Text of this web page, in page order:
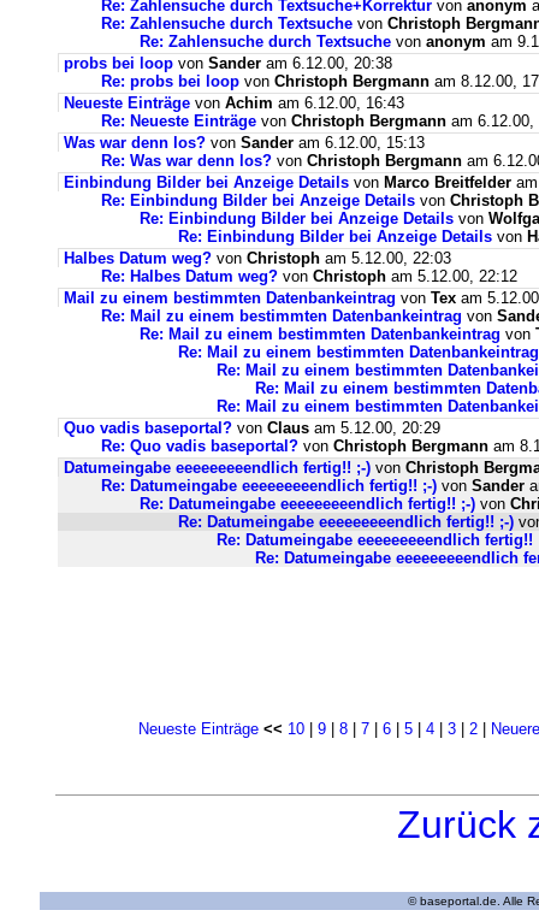
Re: Zahlensuche durch Textsuche+Korrektur von anonym
Re: Zahlensuche durch Textsuche von Christoph
Re: Zahlensuche durch Textsuche von anonym am
probs bei loop von Sander am 6.12.00, 20:38
Re: probs bei loop von Christoph Bergmann am 8.12.00,
Neueste Einträge von Achim am 6.12.00, 16:43
Re: Neueste Einträge von Christoph Bergmann am 6.12.00,
Was war denn los? von Sander am 6.12.00, 15:13
Re: Was war denn los? von Christoph Bergmann am
Einbindung Bilder bei Anzeige Details von Marco Breitfelder
Re: Einbindung Bilder bei Anzeige Details von Christoph
Re: Einbindung Bilder bei Anzeige Details von
Re: Einbindung Bilder bei Anzeige Details von
Halbes Datum weg? von Christoph am 5.12.00, 22:03
Re: Halbes Datum weg? von Christoph am 5.12.00, 22:12
Mail zu einem bestimmten Datenbankeintrag von Tex am
Re: Mail zu einem bestimmten Datenbankeintrag von
Re: Mail zu einem bestimmten Datenbankeintrag von
Re: Mail zu einem bestimmten Datenbankeintrag
Re: Mail zu einem bestimmten
Re: Mail zu einem bestimmten
Re: Mail zu einem bestimmten
Quo vadis baseportal? von Claus am 5.12.00, 20:29
Re: Quo vadis baseportal? von Christoph Bergmann am
Datumeingabe eeeeeeeeendlich fertig!! ;-) von Christoph
Re: Datumeingabe eeeeeeeeendlich fertig!! ;-) von Sander
Re: Datumeingabe eeeeeeeeendlich fertig!! ;-) von
Re: Datumeingabe eeeeeeeeendlich fertig!! ;-)
Re: Datumeingabe eeeeeeeeendlich fertig!!
Re: Datumeingabe eeeeeeeeendlich
Neueste Einträge << 10| 9| 8| 7| 6| 5| 4| 3| 2|
Zurück
© baseportal.de. Alle